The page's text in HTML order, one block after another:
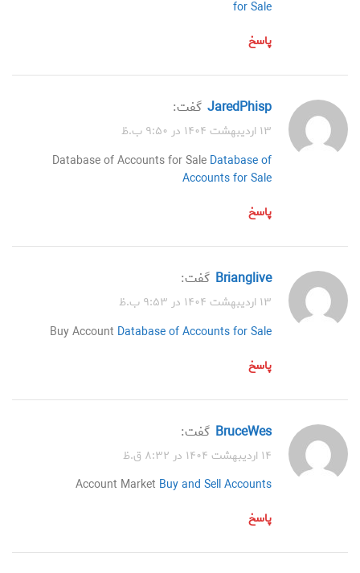
for Sale
پاسخ
JaredPhisp گفت:
۱۳ اردیبهشت ۱۴۰۴ در ۹:۵۰ ب.ظ
Database of Accounts for Sale Database of
Accounts for Sale
پاسخ
Brianglive گفت:
۱۳ اردیبهشت ۱۴۰۴ در ۹:۵۳ ب.ظ
Buy Account Database of Accounts for Sale
پاسخ
BruceWes گفت:
۱۴ اردیبهشت ۱۴۰۴ در ۸:۳۲ ق.ظ
Account Market Buy and Sell Accounts
پاسخ